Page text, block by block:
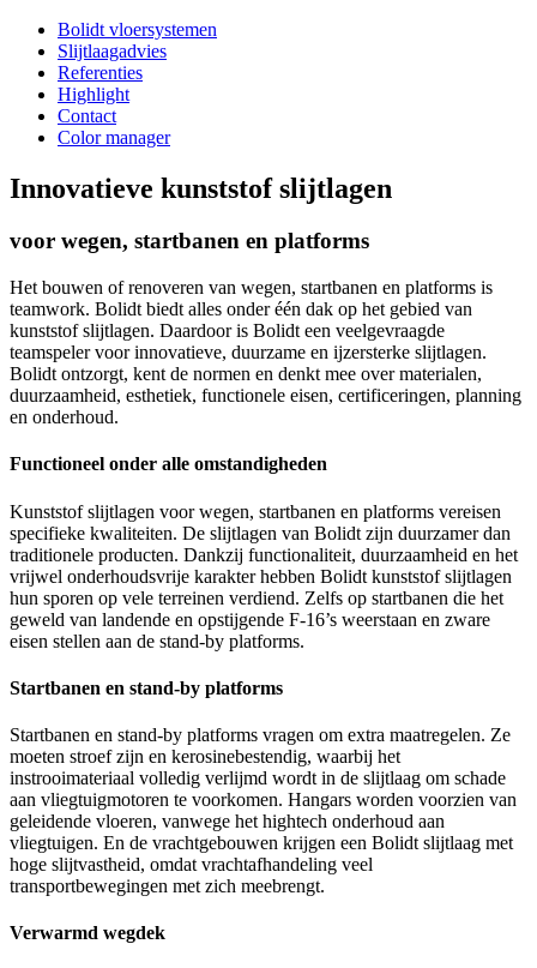
Bolidt vloersystemen
Slijtlaagadvies
Referenties
Highlight
Contact
Color manager
Innovatieve kunststof slijtlagen
voor wegen, startbanen en platforms
Het bouwen of renoveren van wegen, startbanen en platforms is
teamwork. Bolidt biedt alles onder één dak op het gebied van
kunststof slijtlagen. Daardoor is Bolidt een veelgevraagde
teamspeler voor innovatieve, duurzame en ijzersterke slijtlagen.
Bolidt ontzorgt, kent de normen en denkt mee over materialen,
duurzaamheid, esthetiek, functionele eisen, certificeringen, planning
en onderhoud.
Functioneel onder alle omstandigheden
Kunststof slijtlagen voor wegen, startbanen en platforms vereisen
specifieke kwaliteiten. De slijtlagen van Bolidt zijn duurzamer dan
traditionele producten. Dankzij functionaliteit, duurzaamheid en het
vrijwel onderhoudsvrije karakter hebben Bolidt kunststof slijtlagen
hun sporen op vele terreinen verdiend. Zelfs op startbanen die het
geweld van landende en opstijgende F-16’s weerstaan en zware
eisen stellen aan de stand-by platforms.
Startbanen en stand-by platforms
Startbanen en stand-by platforms vragen om extra maatregelen. Ze
moeten stroef zijn en kerosinebestendig, waarbij het
instrooimateriaal volledig verlijmd wordt in de slijtlaag om schade
aan vliegtuigmotoren te voorkomen. Hangars worden voorzien van
geleidende vloeren, vanwege het hightech onderhoud aan
vliegtuigen. En de vrachtgebouwen krijgen een Bolidt slijtlaag met
hoge slijtvastheid, omdat vrachtafhandeling veel
transportbewegingen met zich meebrengt.
Verwarmd wegdek